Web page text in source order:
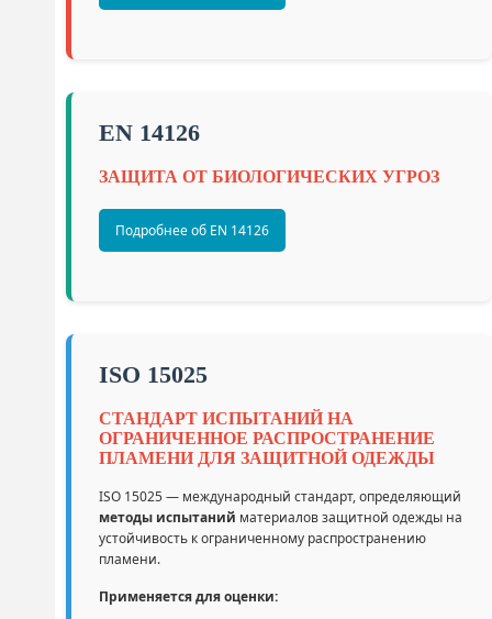
EN 14126
ЗАЩИТА ОТ БИОЛОГИЧЕСКИХ УГРОЗ
Подробнее об EN 14126
ISO 15025
СТАНДАРТ ИСПЫТАНИЙ НА
ОГРАНИЧЕННОЕ РАСПРОСТРАНЕНИЕ
ПЛАМЕНИ ДЛЯ ЗАЩИТНОЙ ОДЕЖДЫ
ISO 15025 — международный стандарт, определяющий
методы испытаний материалов защитной одежды на
устойчивость к ограниченному распространению
пламени.
Применяется для оценки: